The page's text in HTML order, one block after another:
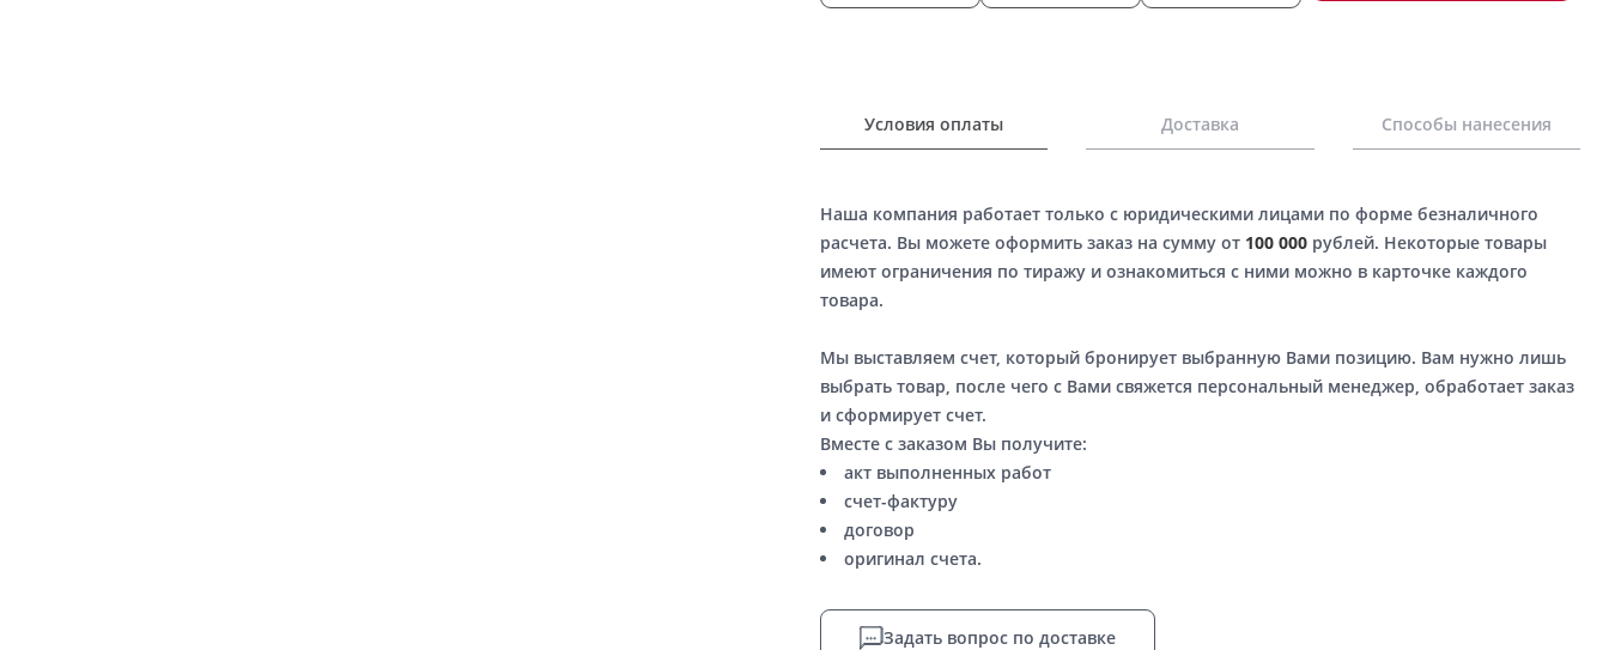
Условия оплаты Доставка Способы нанесения
Наша компания работает только с юридическими лицами по форме безналичного
расчета. Вы можете оформить заказ на сумму от 100 000рублей. Некоторые товары
имеют ограничения по тиражу и ознакомиться с ними можно в карточке каждого
товара.
Мы выставляем счет, который бронирует выбранную Вами позицию. Вам нужно лишь
выбрать товар, после чего с Вами свяжется персональный менеджер, обработает заказ
и сформирует счет.
Вместе с заказом Вы получите:
акт выполненных работ
счет-фактуру
договор
оригинал счета.
Задать вопрос по доставке